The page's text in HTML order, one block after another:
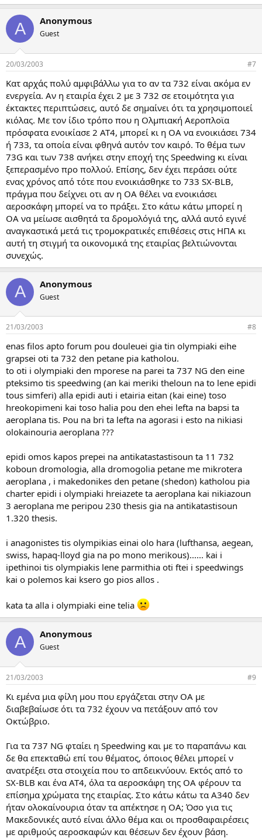
A Anonymous
Guest
20/03/2003 #7
Κατ αρχάς πολύ αμφιβάλλω για το αν τα 732 είναι ακόμα εν
ενεργεία. Αν η εταιρία έχει 2 με 3 732 σε ετοιμότητα για
έκτακτες περιπτώσεις, αυτό δε σημαίνει ότι τα χρησιμοποιεί
κιόλας. Με τον ίδιο τρόπο που η Ολμπιακή Aεροπλοϊα
πρόσφατα ενοικίασε 2 AT4, μπορεί κι η OA να ενοικιάσει 734
ή 733, τα οποία είναι φθηνά αυτόν τον καιρό. Το θέμα των
73G και των 738 ανήκει στην εποχή της Speedwing κι είναι
ξεπερασμένο προ πολλού. Επίσης, δεν έχει περάσει ούτε
ενας χρόνος από τότε που ενοικιάσθηκε το 733 SX-BLB,
πράγμα που δείχνει οτι αν η OA θέλει να ενοικιάσει
αεροσκάφη μπορεί να το πράξει. Στο κάτω κάτω μπορεί η
OA να μείωσε αισθητά τα δρομολόγιά της, αλλά αυτό εγινέ
αναγκαστικά μετά τις τρομοκρατικές επιθέσεις στις ΗΠΑ κι
αυτή τη στιγμή τα οικονομικά της εταιρίας βελτιώνονται
συνεχώς.
A Anonymous
Guest
21/03/2003 #8
enas filos apto forum pou douleuei gia tin olympiaki eihe
grapsei oti ta 732 den petane pia katholou.
to oti i olympiaki den mporese na parei ta 737 NG den eine
pteksimo tis speedwing (an kai meriki theloun na to lene epidi
tous simferi) alla epidi auti i etairia eitan (kai eine) toso
hreokopimeni kai toso halia pou den ehei lefta na bapsi ta
aeroplana tis. Pou na bri ta lefta na agorasi i esto na nikiasi
olokainouria aeroplana ???
epidi omos kapos prepei na antikatastastisoun ta 11 732
koboun dromologia, alla dromogolia petane me mikrotera
aeroplana , i makedonikes den petane (shedon) katholou pia
charter epidi i olympiaki hreiazete ta aeroplana kai nikiazoun
3 aeroplana me peripou 230 thesis gia na antikatastisoun
1.320 thesis.
i anagonistes tis olympikias einai olo hara (lufthansa, aegean,
swiss, hapaq-lloyd gia na po mono merikous)...... kai i
ipethinoi tis olympiakis lene parmithia oti ftei i speedwings
kai o polemos kai ksero go pios allos .
kata ta alla i olympiaki eine telia
A Anonymous
Guest
21/03/2003 #9
Κι εμένα μια φίλη μου που εργάζεται στην ΟΑ με
διαβεβαίωσε ότι τα 732 έχουν να πετάξουν από τον
Οκτώβριο.
Για τα 737 NG φταίει η Speedwing και με το παραπάνω και
δε θα επεκταθώ επί του θέματος, όποιος θέλει μπορεί ν
ανατρέξει στα στοιχεία που το απδεικνύουν. Εκτός από το
SX-BLB και ένα AT4, όλα τα αεροσκάφη της OA φέρουν τα
επίσημα χρώματα της εταιρίας. Στο κάτω κάτω τα A340 δεν
ήταν ολοκαίνουρια όταν τα απέκτησε η OA; Όσο για τις
Μακεδονικές αυτό είναι άλλο θέμα και οι προσθαφαιρέσεις
με αριθμούς αεροσκαφών και θέσεων δεν έχουν βάση.